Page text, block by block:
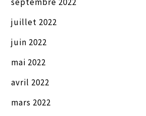
juillet 2022
juin 2022
mai 2022
avril 2022
mars 2022